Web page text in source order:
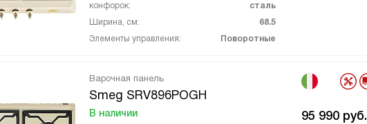
конфорок:
сталь
Ширина, см:
68.5
Элементы управления:
Поворотные
Варочная панель
Smeg SRV896POGH
В наличии 95 990 руб.